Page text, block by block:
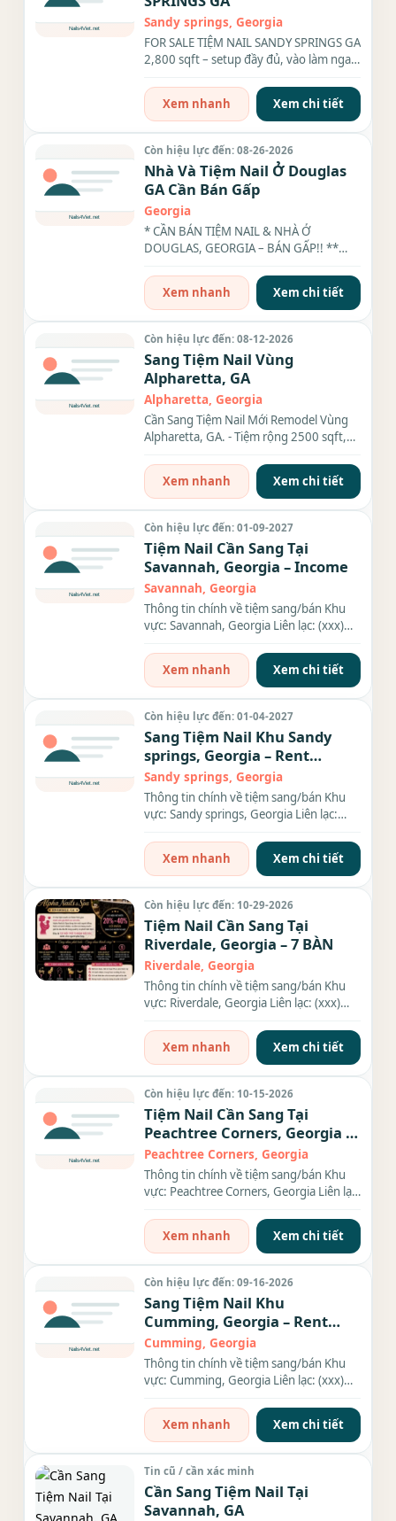
Sandy springs, Georgia
FOR SALE TIỆM NAIL SANDY SPRINGS GA
2,800 sqft – setup đầy đủ, vào làm ngay
Xem nhanh
Xem chi tiết
Còn hiệu lực đến: 08-26-2026
Nhà Và Tiệm Nail Ở Douglas
GA Cần Bán Gấp
Georgia
* CẦN BÁN TIỆM NAIL & NHÀ Ở
DOUGLAS, GEORGIA – BÁN GẤP!! **
2,000...
Xem nhanh Xem chi tiết
Còn hiệu lực đến: 08-12-2026
Sang Tiệm Nail Vùng
Alpharetta, GA
Alpharetta, Georgia
Cần Sang Tiệm Nail Mới Remodel Vùng
Alpharetta, GA. - Tiệm rộng 2500 sqft,
Xem nhanh
Xem chi tiết
Còn hiệu lực đến: 01-09-2027
Tiệm Nail Cần Sang Tại
Savannah, Georgia – Income
Savannah, Georgia
Thông tin chính về tiệm sang/bán Khu
vực: Savannah, Georgia Liên lạc: (xxx)
Xem nhanh
Xem chi tiết
Còn hiệu lực đến: 01-04-2027
Sang Tiệm Nail Khu Sandy
springs, Georgia – Rent
$9,000/tháng
Sandy springs, Georgia
Thông tin chính về tiệm sang/bán Khu
vực: Sandy springs, Georgia Liên lạc:
Xem nhanh
Xem chi tiết
Còn hiệu lực đến: 10-29-2026
Tiệm Nail Cần Sang Tại
Riverdale, Georgia – 7 BÀN
Riverdale, Georgia
Thông tin chính về tiệm sang/bán Khu
vực: Riverdale, Georgia Liên lạc: (xxx)
Xem nhanh
Xem chi tiết
Còn hiệu lực đến: 10-15-2026
Tiệm Nail Cần Sang Tại
Peachtree Corners, Georgia –
Giá $120,000
Peachtree Corners, Georgia
Thông tin chính về tiệm sang/bán Khu
vực: Peachtree Corners, Georgia Liên lạc:
Xem nhanh
Xem chi tiết
Còn hiệu lực đến: 09-16-2026
Sang Tiệm Nail Khu
Cumming, Georgia – Rent
$3,400/tháng
Cumming, Georgia
Thông tin chính về tiệm sang/bán Khu
vực: Cumming, Georgia Liên lạc: (xxx)
Xem nhanh
Xem chi tiết
Tin cũ / cần xác minh
Cần Sang Tiệm Nail Tại
Savannah, GA